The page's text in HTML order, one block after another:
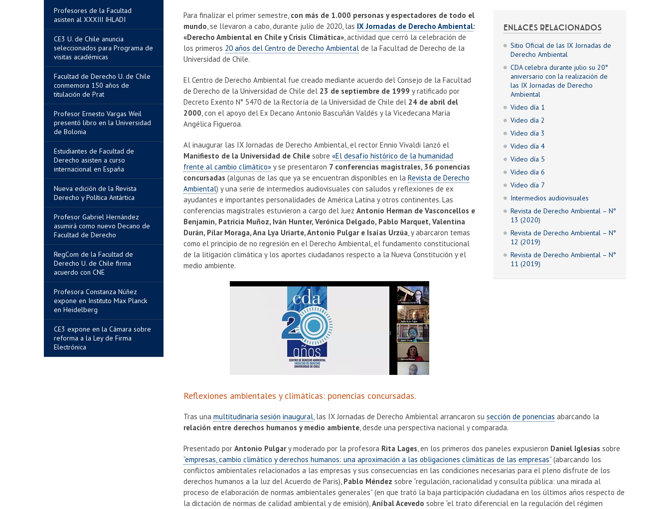
Profesores de la Facultad
asisten al XXXIII IHLADI
CE3 U. de Chile anuncia
seleccionados para Programa de
visitas académicas
Facultad de Derecho U. de Chile
conmemora 150 años de
titulación de Prat
Profesor Ernesto Vargas Weil
presentó libro en la Universidad
de Bolonia
Estudiantes de Facultad de
Derecho asisten a curso
internacional en España
Nueva edición de la Revista
Derecho y Política Antártica
Profesor Gabriel Hernández
asumirá como nuevo Decano de
Facultad de Derecho
RegCom de la Facultad de
Derecho U. de Chile firma
acuerdo con CNE
Profesora Constanza Núñez
expone en Instituto Max Planck
en Heidelberg
CE3 expone en la Cámara sobre
reforma a la Ley de Firma
Electrónica
ENLACES RELACIONADOS
Sitio Oficial de las IX Jornadas de
Derecho Ambiental
CDA celebra durante julio su 20°
aniversario con la realización de
las IX Jornadas de Derecho
Ambiental
Video día 1
Video día 2
Video día 3
Video día 4
Video día 5
Video día 6
Video día 7
Intermedios audiovisuales
Revista de Derecho Ambiental – N°
13 (2020)
Revista de Derecho Ambiental – N°
12 (2019)
Revista de Derecho Ambiental – N°
11 (2019)
Para finalizar el primer semestre, con más de 1.000 personas y espectadores de todo el
mundo, se llevaron a cabo, durante julio de 2020, las IX Jornadas de Derecho Ambiental:
«Derecho Ambiental en Chile y Crisis Climática», actividad que cerró la celebración de
los primeros 20 años del Centro de Derecho Ambiental de la Facultad de Derecho de la
Universidad de Chile.
El Centro de Derecho Ambiental fue creado mediante acuerdo del Consejo de la Facultad
de Derecho de la Universidad de Chile del 23 de septiembre de 1999 y ratificado por
Decreto Exento N° 5470 de la Rectoría de la Universidad de Chile del 24 de abril del
2000, con el apoyo del Ex Decano Antonio Bascuñán Valdés y la Vicedecana María
Angélica Figueroa.
Al inaugurar las IX Jornadas de Derecho Ambiental, el rector Ennio Vivaldi lanzó el
Manifiesto de la Universidad de Chile sobre«El desafío histórico de la humanidad
frente al cambio climático» y se presentaron 7 conferencias magistrales, 36 ponencias
concursadas (algunas de las que ya se encuentran disponibles en laRevista de Derecho
Ambiental) y una serie de intermedios audiovisuales con saludos y reflexiones de ex
ayudantes e importantes personalidades de América Latina y otros continentes. Las
conferencias magistrales estuvieron a cargo del JuezAntonio Herman de Vasconcellos e
Benjamin, Patricia Muñoz, Iván Hunter, Verónica Delgado, Pablo Marquet, Valentina
Durán, Pilar Moraga, Ana Lya Uriarte, Antonio Pulgar e Isaías Urzúa, y abarcaron temas
como el principio de no regresión en el Derecho Ambiental, el fundamento constitucional
de la litigación climática y los aportes ciudadanos respecto a la Nueva Constitución y el
medio ambiente.
Reflexiones ambientales y climáticas: ponencias concursadas.
Tras unamultitudinaria sesión inaugural, las IX Jornadas de Derecho Ambiental arrancaron susección de ponencias abarcando la
relación entre derechos humanos y medio ambiente, desde una perspectiva nacional y comparada.
Presentado porAntonio Pulgary moderado por la profesora Rita Lages, en los primeros dos paneles expusieron Daniel Iglesias sobre
“empresas, cambio climático y derechos humanos: una aproximación a las obligaciones climáticas de las empresas” (abarcando los
conflictos ambientales relacionados a las empresas y sus consecuencias en las condiciones necesarias para el pleno disfrute de los
derechos humanos a la luz del Acuerdo de París), Pablo Méndez sobre “regulación, racionalidad y consulta pública: una mirada al
proceso de elaboración de normas ambientales generales” (en que trató la baja participación ciudadana en los últimos años respecto de
la dictación de normas de calidad ambiental y de emisión),Aníbal Acevedo sobre “el trato diferencial en la regulación del régimen